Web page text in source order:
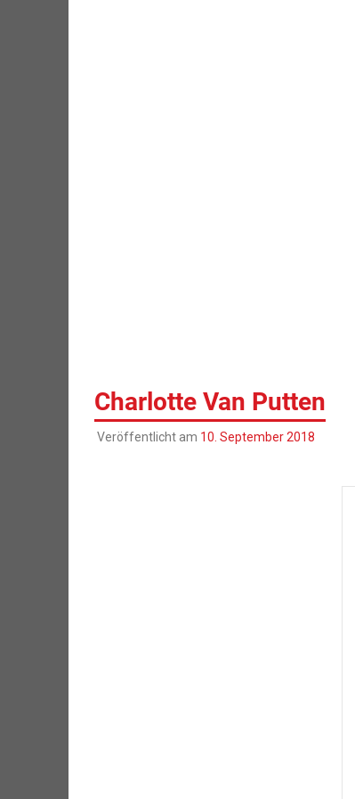
Charlotte Van Putten
Veröffentlicht am 10. September 2018